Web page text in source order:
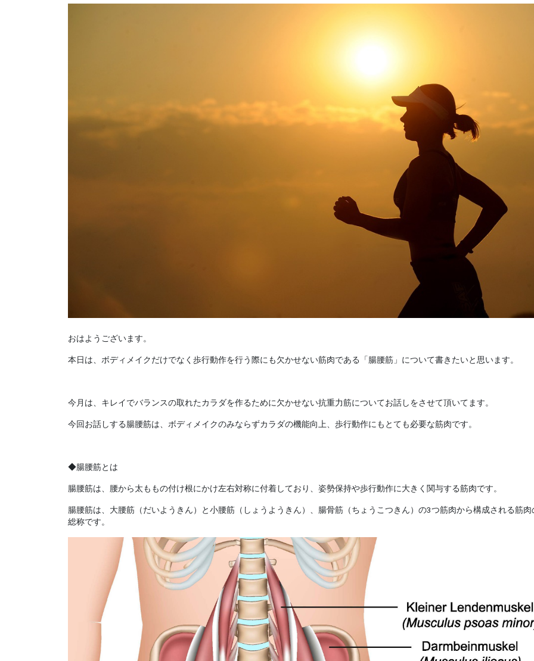
おはようございます。
本日は、ボディメイクだけでなく歩行動作を行う際にも欠かせない筋肉である「腸腰筋」について書きたいと思います。
今月は、キレイでバランスの取れたカラダを作るために欠かせない抗重力筋についてお話しをさせて頂いてます。
今回お話しする腸腰筋は、ボディメイクのみならずカラダの機能向上、歩行動作にもとても必要な筋肉です。
◆腸腰筋とは
腸腰筋は、腰から太ももの付け根にかけ左右対称に付着しており、姿勢保持や歩行動作に大きく関与する筋肉です。
腸腰筋は、大腰筋（だいようきん）と小腰筋（しょうようきん）、腸骨筋（ちょうこつきん）の3つ筋肉から構成される筋肉
総称です。